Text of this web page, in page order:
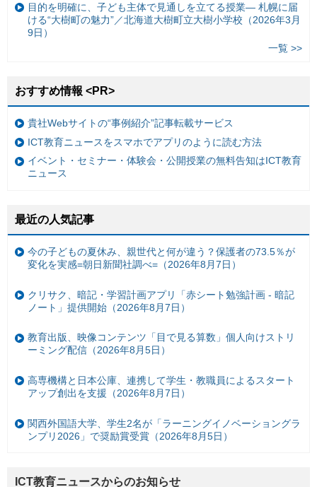
目的を明確に、子ども主体で見通しを立てる授業— 札幌に届
ける“大樹町の魅力”／北海道大樹町立大樹小学校（2026年3月
9日）
一覧 >>
おすすめ情報 <PR>
貴社Webサイトの“事例紹介”記事転載サービス
ICT教育ニュースをスマホでアプリのように読む方法
イベント・セミナー・体験会・公開授業の無料告知はICT教育
ニュース
最近の人気記事
今の子どもの夏休み、親世代と何が違う？保護者の73.5％が
変化を実感=朝日新聞社調べ=（2026年8月7日）
クリサク、暗記・学習計画アプリ「赤シート勉強計画 - 暗記
ノート」提供開始（2026年8月7日）
教育出版、映像コンテンツ「目で見る算数」個人向けストリ
ーミング配信（2026年8月5日）
高専機構と日本公庫、連携して学生・教職員によるスタート
アップ創出を支援（2026年8月7日）
関西外国語大学、学生2名が「ラーニングイノベーショングラ
ンプリ2026」で奨励賞受賞（2026年8月5日）
ICT教育ニュースからのお知らせ